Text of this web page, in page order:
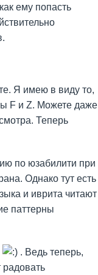
ему попасть
Я имею в виду то,
F и Z. Можете даже
Теперь
по юзабилити при
Однако тут есть
и иврита читают
паттерны
. Ведь теперь,